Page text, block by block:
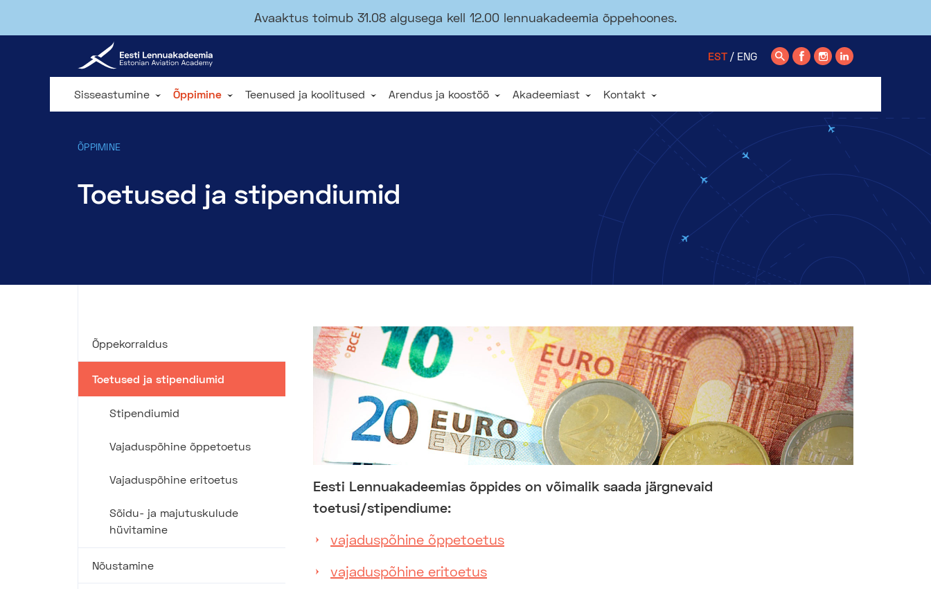
Avaaktus toimub 31.08 algusega kell 12.00 lennuakadeemia õppehoones.
Sisseastumine Õppimine Teenused ja koolitused Arendus ja koostöö Akadeemiast Kontakt
EST ENG
ÕPPIMINE
Toetused ja stipendiumid
Õppekorraldus
Toetused ja stipendiumid
Stipendiumid
Vajaduspõhine õppetoetus
Vajaduspõhine eritoetus
Sõidu- ja majutuskulude
hüvitamine
Nõustamine
Eesti Lennuakadeemias õppides on võimalik saada järgnevaid
toetusi/stipendiume:
vajaduspõhine õppetoetus
vajaduspõhine eritoetus